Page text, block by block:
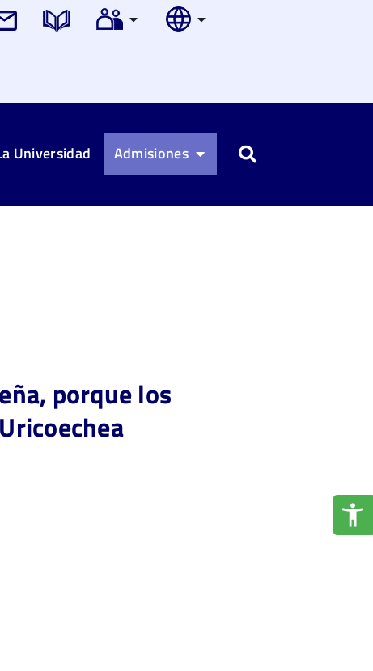
Universidad Admisiones Buscar
porque los